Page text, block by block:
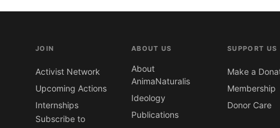
JOIN
Activist Network
Upcoming Actions
Internships
Subscribe to
ABOUT US
About
AnimaNaturalis
Ideology
Publications
SUPPORT US
Make a
Membership
Donor Care